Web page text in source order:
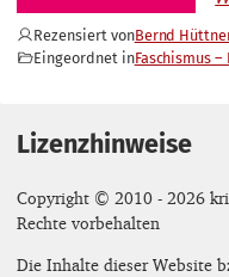
Rezensiert vonBernd
Eingeordnet inFaschismus
Lizenzhinweise
Copyright © 2010 - 2026
Rechte vorbehalten
Die Inhalte dieser Website